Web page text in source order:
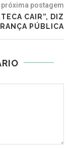
próxima postagem
CAIR”, DIZ
PÚBLICA